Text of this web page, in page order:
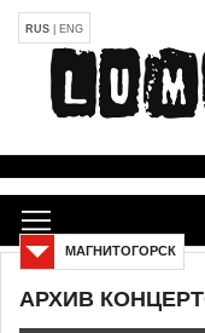
RUS ENG
АРХИВ
МАГНИТОГОРСК